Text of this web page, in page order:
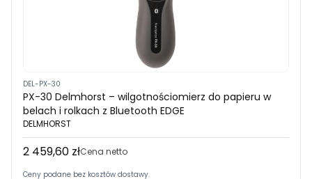
DEL-PX-30
PX-30 Delmhorst – wilgotnościomierz do papieru w
belach i rolkach z Bluetooth EDGE
DELMHORST
Cena
2 459,60 złCena netto
Ceny podane bez kosztów dostawy.